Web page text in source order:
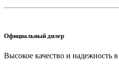
Официальный дилер
Высокое качество и надежность